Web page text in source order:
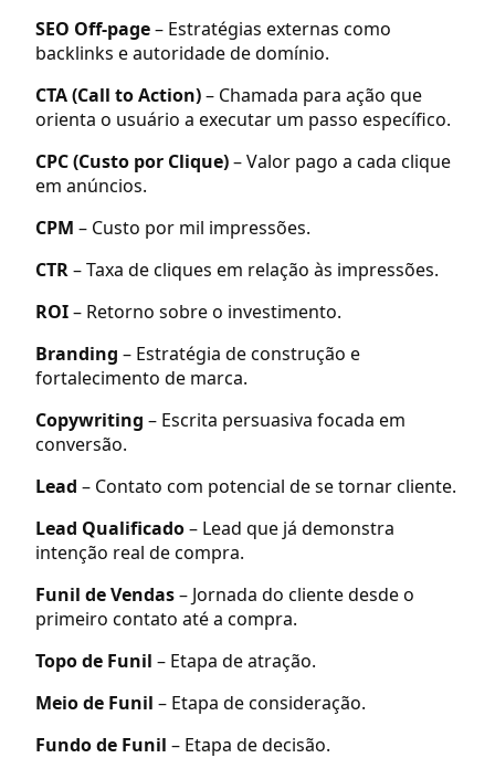
SEO Off-page– Estratégias externas como
backlinks e autoridade de domínio.
CTA (Call to Action)– Chamada para ação que
orienta o usuário a executar um passo específico.
CPC (Custo por Clique)– Valor pago a cada clique
em anúncios.
CPM – Custo por mil impressões.
CTR– Taxa de cliques em relação às impressões.
ROI– Retorno sobre o investimento.
Branding – Estratégia de construção e
fortalecimento de marca.
Copywriting – Escrita persuasiva focada em
conversão.
Lead – Contato com potencial de se tornar cliente.
Lead Qualificado– Lead que já demonstra
intenção real de compra.
Funil de Vendas– Jornada do cliente desde o
primeiro contato até a compra.
Topo de Funil – Etapa de atração.
Meio de Funil – Etapa de consideração.
Fundo de Funil – Etapa de decisão.